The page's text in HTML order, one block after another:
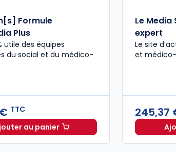
Formule
Plus
utile des équipes
du social et du médico-
TTC
au panier
Direction[s] Formule Multimédia Plus à
Le
expert
Le site
et
245,37